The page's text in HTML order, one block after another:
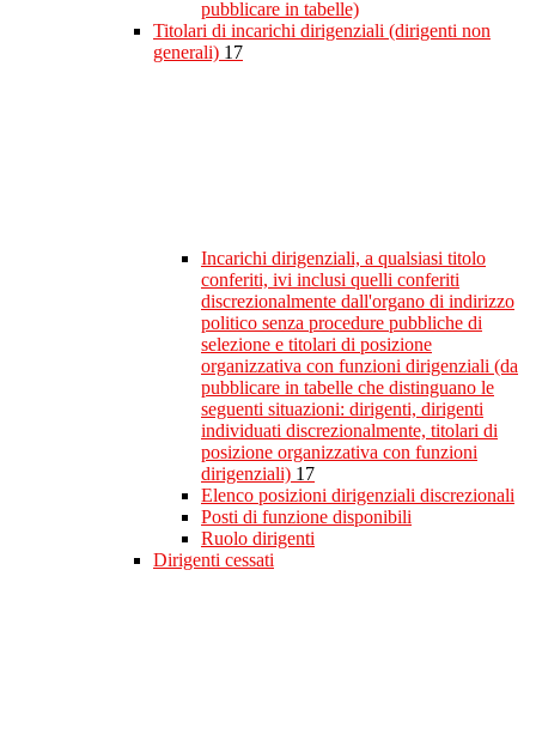
pubblicare in tabelle)
Titolari di incarichi dirigenziali (dirigenti non
generali) 17
Incarichi dirigenziali, a qualsiasi titolo
conferiti, ivi inclusi quelli conferiti
discrezionalmente dall'organo di indirizzo
politico senza procedure pubbliche di
selezione e titolari di posizione
organizzativa con funzioni dirigenziali (da
pubblicare in tabelle che distinguano le
seguenti situazioni: dirigenti, dirigenti
individuati discrezionalmente, titolari di
posizione organizzativa con funzioni
dirigenziali) 17
Elenco posizioni dirigenziali discrezionali
Posti di funzione disponibili
Ruolo dirigenti
Dirigenti cessati